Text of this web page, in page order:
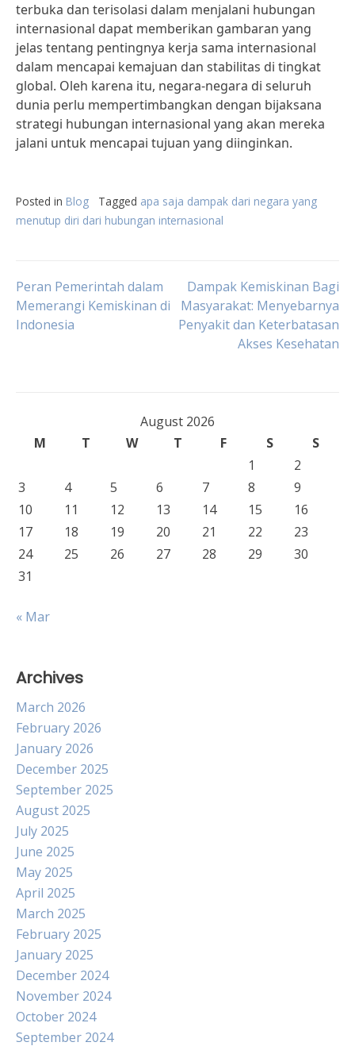
terbuka dan terisolasi dalam menjalani hubungan
internasional dapat memberikan gambaran yang
jelas tentang pentingnya kerja sama internasional
dalam mencapai kemajuan dan stabilitas di tingkat
global. Oleh karena itu, negara-negara di seluruh
dunia perlu mempertimbangkan dengan bijaksana
strategi hubungan internasional yang akan mereka
jalani untuk mencapai tujuan yang diinginkan.
Posted in Blog Tagged apa saja dampak dari negara yang
menutup diri dari hubungan internasional
Post
navigation
Peran Pemerintah dalam
Memerangi Kemiskinan di
Indonesia
Dampak Kemiskinan Bagi
Masyarakat: Menyebarnya
Penyakit dan Keterbatasan
Akses Kesehatan
August 2026
M
T W T F S
S
1
2
3
4 5 6 7 8
9
10
11 12 13 14 15
16
17
18 19 20 21 22
23
24
25 26 27 28 29
30
31
« Mar
Archives
March 2026
February 2026
January 2026
December 2025
September 2025
August 2025
July 2025
June 2025
May 2025
April 2025
March 2025
February 2025
January 2025
December 2024
November 2024
October 2024
September 2024